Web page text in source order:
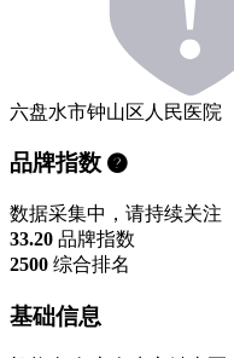
六盘水市钟山区人民医院
品牌指数
数据采集中，请持续关注
33.20 品牌指数
2500 综合排名
基础信息